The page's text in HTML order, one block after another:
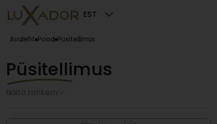
EST
Avaleht Pood Püsitellimus
Püsitellimus
Näita rohkem